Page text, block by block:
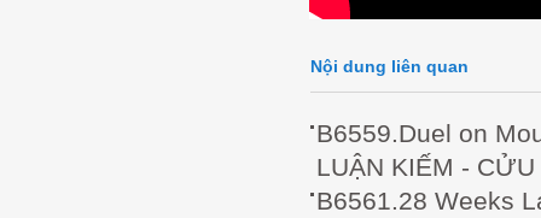
Nội dung liên quan
B6559.Duel on
LUẬN KIẾM -
B6561.28 Weeks